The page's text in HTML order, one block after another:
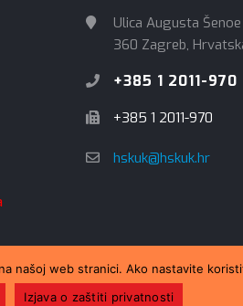
Ulica Augusta
360 Zagreb,
+385 1 2011-970
+385 1 2011-970
hskuk@hskuk.hr
NAS:
našoj web stranici. Ako nastavite
Izjava o zaštiti privatnosti